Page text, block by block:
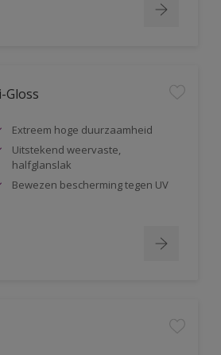
Gloss
Extreem hoge duurzaamheid
Uitstekend weervaste,
halfglanslak
Bewezen bescherming tegen UV